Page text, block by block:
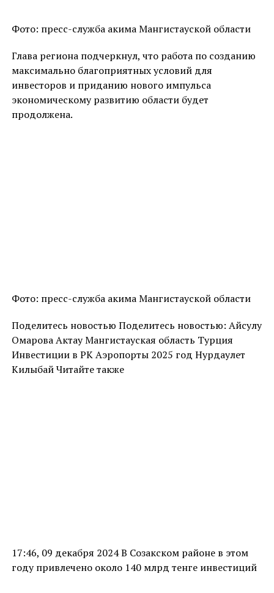
Фото: пресс-служба акима Мангистауской области
Глава региона подчеркнул, что работа по созданию
максимально благоприятных условий для
инвесторов и приданию нового импульса
экономическому развитию области будет
продолжена.
Фото: пресс-служба акима Мангистауской области
Поделитесь новостью Поделитесь новостью: Айсулу
Омарова Актау Мангистауская область Турция
Инвестиции в РК Аэропорты 2025 год Нурдаулет
Килыбай Читайте также
17:46, 09 декабря 2024 В Созакском районе в этом
году привлечено около 140 млрд тенге инвестиций